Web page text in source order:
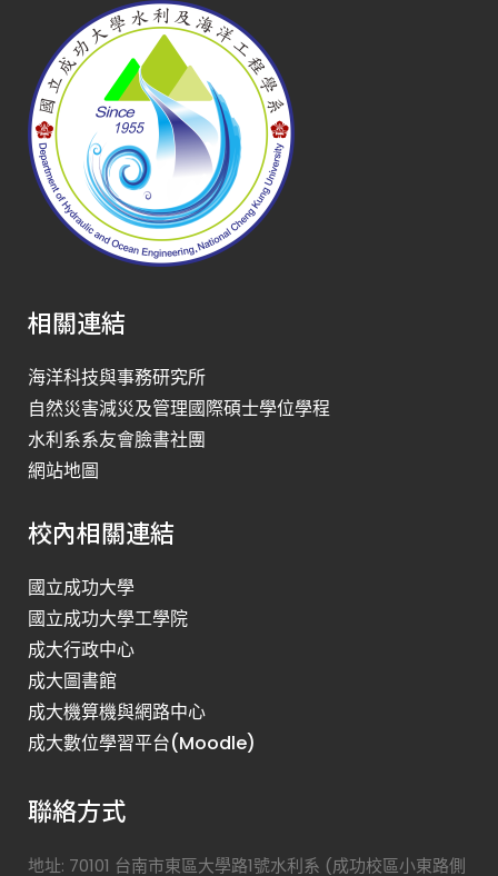
相關連結
海洋科技與事務研究所
自然災害減災及管理國際碩士學位學程
水利系系友會臉書社團
網站地圖
校內相關連結
國立成功大學
國立成功大學工學院
成大行政中心
成大圖書館
成大機算機與網路中心
成大數位學習平台(Moodle)
聯絡方式
地址: 70101 台南市東區大學路1號水利系 (成功校區小東路側